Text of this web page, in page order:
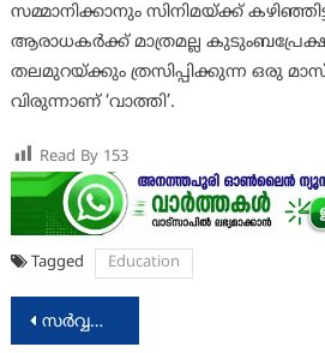
സമ്മാനിക്കാനും സിനിമയ്ക്ക്
ആരാധകർക്ക് മാത്രമല്ല
തലമുറയ്ക്കും ത്രസിപ്പിക്കുന്ന ഒരു
വിരുന്നാണ് ‘വാത്തി’.
Read By 153
Tagged Education
Post
സര്‍വ്വസജ്ജമായി വിവിധ വകുപ്പുകള്‍; ആറ്റുകാല്‍ പൊങ്കാലയ്ക്കുള്ള ഒരുക്കങ്ങള്‍ അന്തിമഘട്ടത്തില്‍